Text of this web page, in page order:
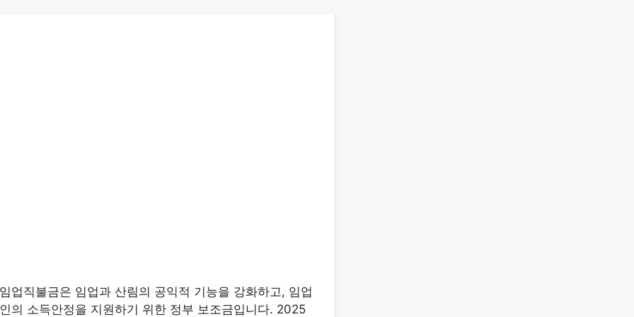
임업직불금은 임업과 산림의 공익적 기능을 강화하고, 임업
인의 소득안정을 지원하기 위한 정부 보조금입니다. 2025